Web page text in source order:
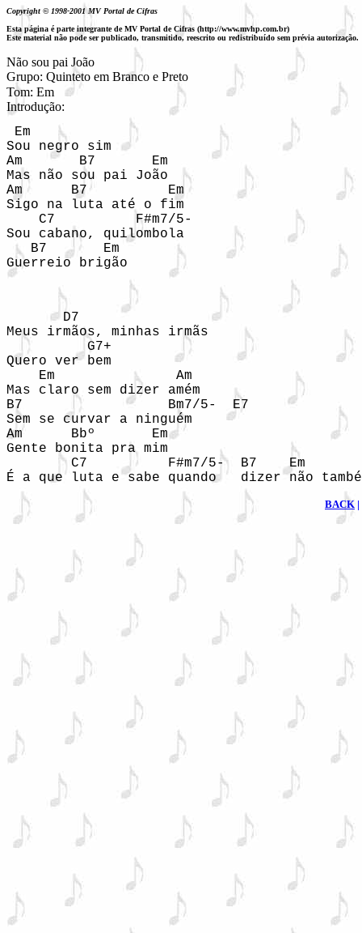
Copyright © 1998-2001 MV Portal de Cifras
Esta página é parte integrante de MV Portal de Cifras (http://www.mvhp.com.br)
Este material não pode ser publicado, transmitido, reescrito ou redistribuído sem prévia autorização.
Não sou pai João
Grupo: Quinteto em Branco e Preto
Tom: Em
Introdução:
Em
Sou negro sim
Am       B7       Em
Mas não sou pai João
Am      B7          Em
Sigo na luta até o fim
C7          F#m7/
Sou cabano, quilombola
   B7       Em
Guerreio brigão
       D7
Meus irmãos, minhas irmãs
          G7+
Quero ver bem
    Em               Am
Mas claro sem dizer amém
B7                  Bm7/5-  E7
Sem se curvar a ninguém
Am      Bbº       Em
Gente bonita pra mim
C7          F#m7/5-  B7    Em
É a que luta e sabe quando   dizer não
BACK |